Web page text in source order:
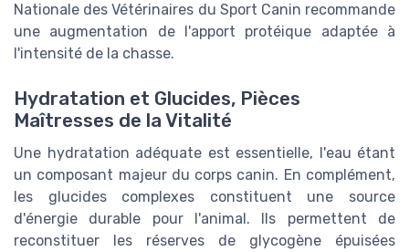
Nationale des Vétérinaires du Sport Canin recommande
une augmentation de l'apport protéique adaptée à
l'intensité de la chasse.
Hydratation et Glucides, Pièces
Maîtresses de la Vitalité
Une hydratation adéquate est essentielle, l'eau étant
un composant majeur du corps canin. En complément,
les glucides complexes constituent une source
d'énergie durable pour l'animal. Ils permettent de
reconstituer les réserves de glycogène épuisées